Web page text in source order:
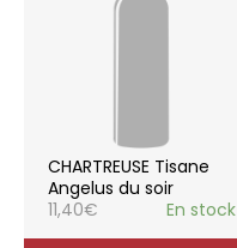
CHARTREUSE Tisane
Angelus du soir
11,40€ En stock